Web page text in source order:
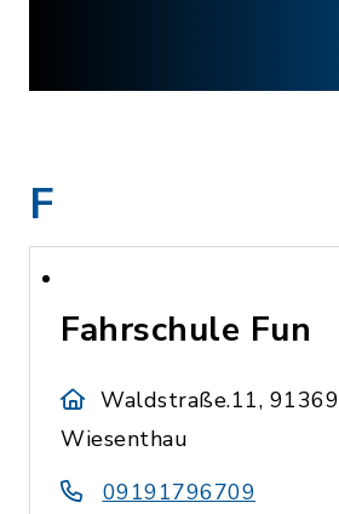
F
Fahrschule Fun
Waldstraße.11, 91369
Wiesenthau
09191796709